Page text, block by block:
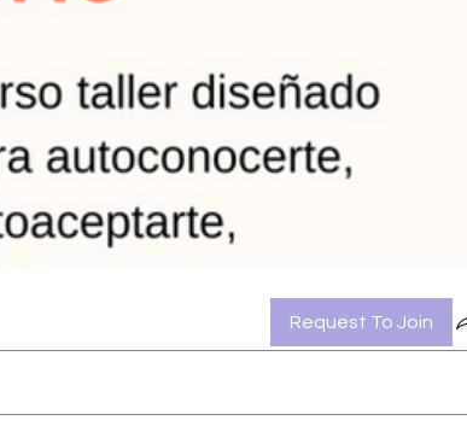
Request To Join